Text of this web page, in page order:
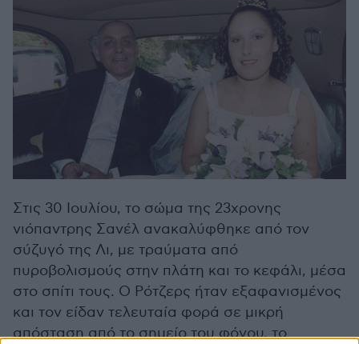
Στις 30 Ιουλίου, το σώμα της 23χρονης
νιόπαντρης Σανέλ ανακαλύφθηκε από τον
σύζυγό της Λι, με τραύματα από
πυροβολισμούς στην πλάτη και το κεφάλι, μέσα
στο σπίτι τους. Ο Ρότζερς ήταν εξαφανισμένος
και τον είδαν τελευταία φορά σε μικρή
απόσταση από το σημείο του φόνου, το